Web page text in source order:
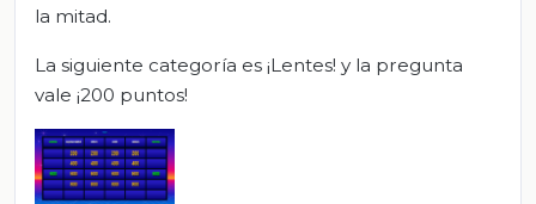
la mitad.
La siguiente categoría es ¡Lentes! y la pregunta
vale ¡200 puntos!